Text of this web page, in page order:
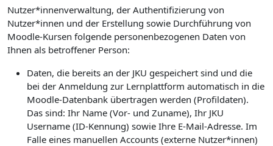
Nutzer*innenverwaltung, der Authentifizierung von
Nutzer*innen und der Erstellung sowie Durchführung von
Moodle-Kursen folgende personenbezogenen Daten von
Ihnen als betroffener Person:
Daten, die bereits an der JKU gespeichert sind und die
bei der Anmeldung zur Lernplattform automatisch in die
Moodle-Datenbank übertragen werden (Profildaten).
Das sind: Ihr Name (Vor- und Zuname), Ihr JKU
Username (ID-Kennung) sowie Ihre E-Mail-Adresse. Im
Falle eines manuellen Accounts (externe Nutzer*innen)